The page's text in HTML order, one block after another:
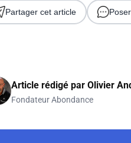
Partager cet article
Article rédigé par Olivier
Fondateur Abondance